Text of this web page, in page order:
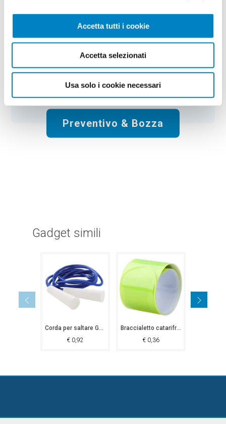
Accetta tutti i cookie
Accetta selezionati
Usa solo i cookie necessari
Il prezzo non include la stampa
Spese di spedizione:
€173.00
Preventivo & Bozza
Gadget simili
Corda per saltare Guadalajara
€0,92
Braccialetto catarifrangente Wynne
€0,36